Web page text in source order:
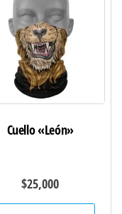
Cuello «León»
$25,000